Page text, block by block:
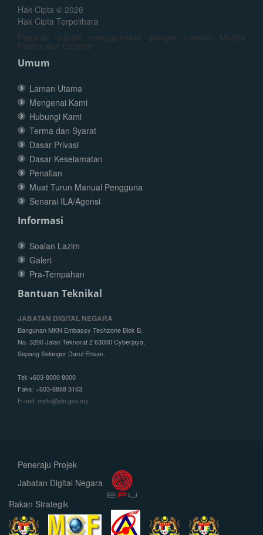
Hak Cipta © 2026
Hak Cipta Terpelihara
Paparan terbaik menggunakan pelayar internet Mozilla
Firefox dan Chrome
Umum
Laman Utama
Mengenai Kami
Hubungi Kami
Terma dan Syarat
Dasar Privasi
Dasar Keselamatan
Penafian
Muat Turun Manual Pengguna
Senarai ILA/Agensi
Informasi
Soalan Lazim
Galeri
Pra-Tempahan
Bantuan Teknikal
JABATAN DIGITAL NEGARA
Bangunan MKN Embassy Techzone Blok B,
No. 3200 Jalan Teknorat 2 63000 Cyberjaya,
Sepang Selangor Darul Ehsan.
Tel: +603-8000 8000
Faks: +603-8888 3163
E-mel: mytc@jdn.gov.my
Peneraju Projek
Jabatan Digital Negara
Rakan Strategik